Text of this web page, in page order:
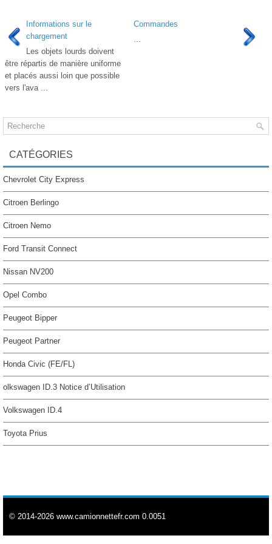
Informations sur le
chargement
Les objets lourds doivent
être répartis de manière uniforme
et placés aussi loin que possible
vers l'ava ...
Commandes
...
CATÉGORIES
Chevrolet City Express
Citroen Berlingo
Citroen Nemo
Ford Transit Connect
Nissan NV200
Opel Combo
Peugeot Bipper
Peugeot Partner
Honda Civic (FE/FL)
olkswagen ID.3 Notice d’Utilisation
Volkswagen ID.4
Toyota Prius
© 2014-2026 www.camionnettefr.com 0.0051